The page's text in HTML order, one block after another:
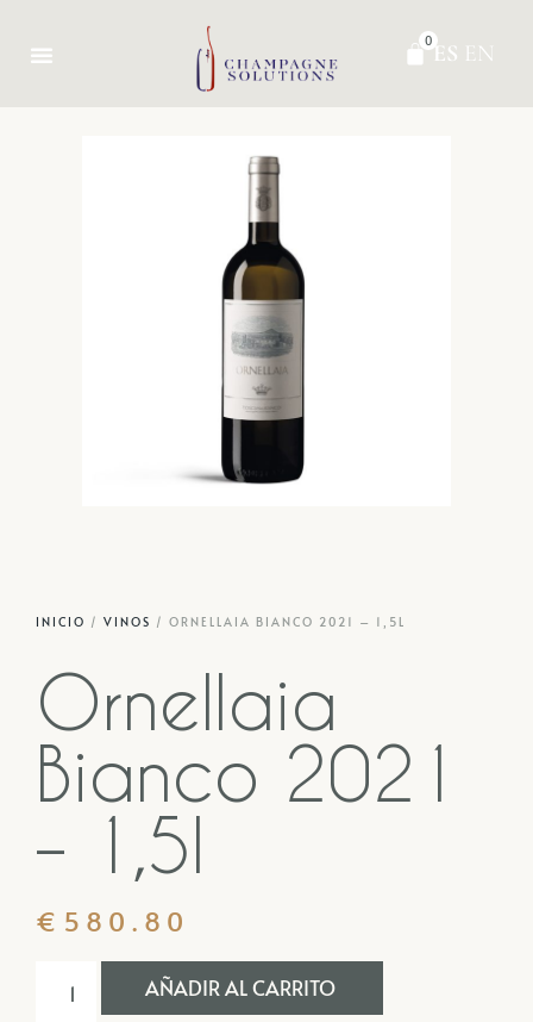
0ES EN
INICIO / VINOS / ORNELLAIA BIANCO 2021 – 1,5L
Ornellaia
Bianco 2021
– 1,5l
€ 580.80
AÑADIR AL CARRITO